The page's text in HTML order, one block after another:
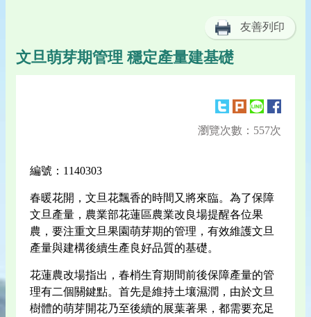
友善列印
文旦萌芽期管理 穩定產量建基礎
瀏覽次數：557次
編號：1140303
春暖花開，文旦花飄香的時間又將來臨。為了保障
文旦產量，農業部花蓮區農業改良場提醒各位果
農，要注重文旦果園萌芽期的管理，有效維護文旦
產量與建構後續生產良好品質的基礎。
花蓮農改場指出，春梢生育期間前後保障產量的管
理有二個關鍵點。首先是維持土壤濕潤，由於文旦
樹體的萌芽開花乃至後續的展葉著果，都需要充足